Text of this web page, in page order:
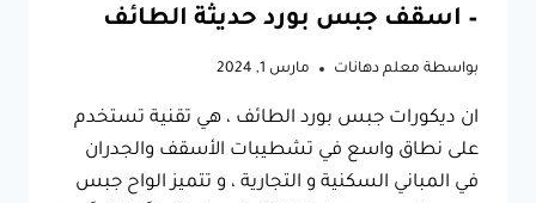
– اسقف جبس بورد حديثة الطائف
بواسطة معلم دهانات مارس 1, 2024
ان ديكورات جبس بورد الطائف ، هي تقنية تستخدم
على نطاق واسع في تشطيبات الأسقف والجدران
في المباني السكنية و التجارية ، و تتميز الواح جبس